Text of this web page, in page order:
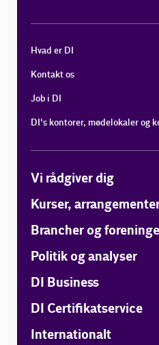
Hvad er DI
Kontakt os
Job i DI
DI's kontorer, mødelokaler og
Vi rådgiver dig
Kurser,
Brancher og
Politik og analyser
DI Business
DI Certifikatservice
Internationalt